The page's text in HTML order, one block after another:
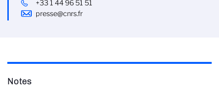
+33 1 44 96 51 51
presse@cnrs.fr
Notes